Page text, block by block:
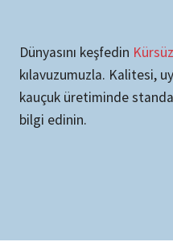
Dünyasını keşfedin
kılavuzumuzla. Kalitesi,
kauçuk üretiminde
bilgi edinin.